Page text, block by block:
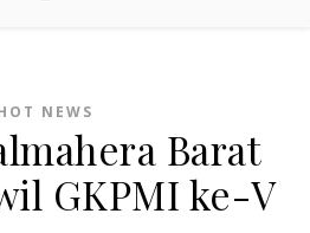
NEWS
Barat
GKPMI ke-V